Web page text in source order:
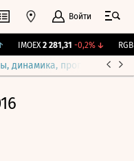
Войти
IMOEX 2 281,31 -0,2%↓
динамика, прогнозы